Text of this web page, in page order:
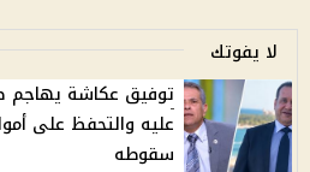
لا يفوتك
توفيق عكاشة يهاجم
عليه والتحفظ على
سقوطه